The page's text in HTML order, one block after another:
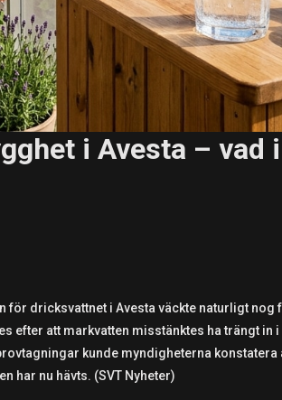
i Avesta – vad
för dricksvattnet i Avesta väckte naturligt
efter att markvatten misstänktes ha trängt in
kunde myndigheterna konstatera
har nu hävts. (SVT Nyheter)